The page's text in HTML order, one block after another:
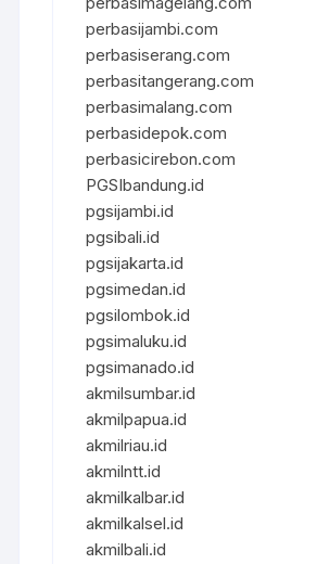
perbasijambi.com
perbasiserang.com
perbasitangerang.com
perbasimalang.com
perbasidepok.com
perbasicirebon.com
PGSIbandung.id
pgsijambi.id
pgsibali.id
pgsijakarta.id
pgsimedan.id
pgsilombok.id
pgsimaluku.id
pgsimanado.id
akmilsumbar.id
akmilpapua.id
akmilriau.id
akmilntt.id
akmilkalbar.id
akmilkalsel.id
akmilbali.id